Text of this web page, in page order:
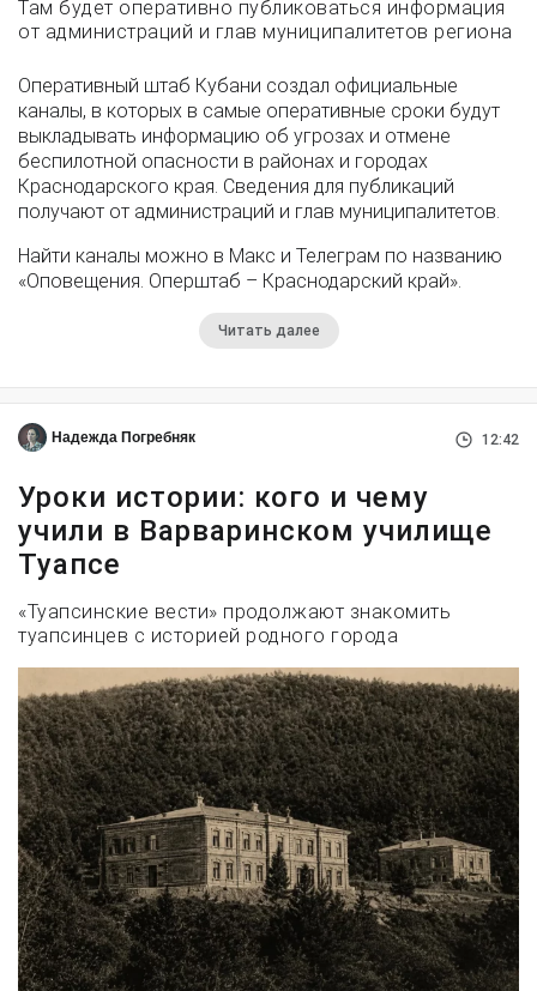
Там будет оперативно публиковаться информация
от администраций и глав муниципалитетов региона
Оперативный штаб Кубани создал официальные
каналы, в которых в самые оперативные сроки будут
выкладывать информацию об угрозах и отмене
беспилотной опасности в районах и городах
Краснодарского края. Сведения для публикаций
получают от администраций и глав муниципалитетов.
Найти каналы можно в Макс и Телеграм по названию
«Оповещения. Оперштаб – Краснодарский край».
Читать далее
Надежда Погребняк 12:42
Уроки истории: кого и чему
учили в Варваринском училище
Туапсе
«Туапсинские вести» продолжают знакомить
туапсинцев с историей родного города